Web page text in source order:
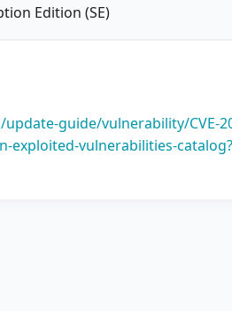
Edition (SE)
guide/vulnerability/CVE-
vulnerabilities-